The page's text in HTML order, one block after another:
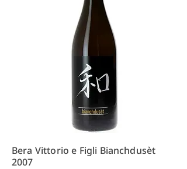
Bera Vittorio e Figli Bianchdusèt
2007